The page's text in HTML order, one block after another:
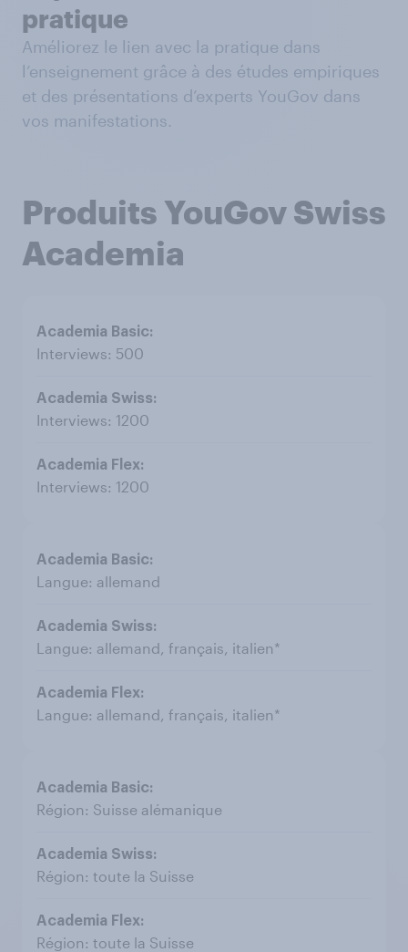
pratique
Améliorez le lien avec la pratique dans
l’enseignement grâce à des études empiriques
et des présentations d’experts YouGov dans
vos manifestations.
Produits YouGov Swiss
Academia
Interviews: 500
Interviews: 1200
Interviews: 1200
Langue: allemand
Langue: allemand, français, italien*
Langue: allemand, français, italien*
Région: Suisse alémanique
Région: toute la Suisse
Région: toute la Suisse